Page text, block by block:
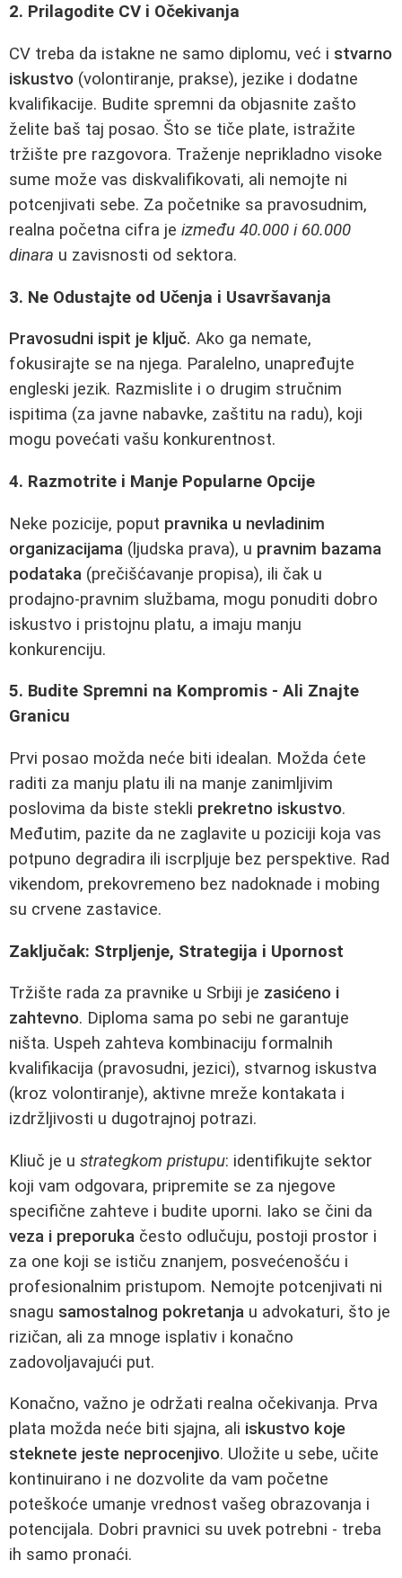
2. Prilagodite CV i Očekivanja
CV treba da istakne ne samo diplomu, već i stvarno
iskustvo (volontiranje, prakse), jezike i dodatne
kvalifikacije. Budite spremni da objasnite zašto
želite baš taj posao. Što se tiče plate, istražite
tržište pre razgovora. Traženje neprikladno visoke
sume može vas diskvalifikovati, ali nemojte ni
potcenjivati sebe. Za početnike sa pravosudnim,
realna početna cifra je između 40.000 i 60.000
dinara u zavisnosti od sektora.
3. Ne Odustajte od Učenja i Usavršavanja
Pravosudni ispit je ključ. Ako ga nemate,
fokusirajte se na njega. Paralelno, unapređujte
engleski jezik. Razmislite i o drugim stručnim
ispitima (za javne nabavke, zaštitu na radu), koji
mogu povećati vašu konkurentnost.
4. Razmotrite i Manje Popularne Opcije
Neke pozicije, poput pravnika u nevladinim
organizacijama (ljudska prava), u pravnim bazama
podataka (prečišćavanje propisa), ili čak u
prodajno-pravnim službama, mogu ponuditi dobro
iskustvo i pristojnu platu, a imaju manju
konkurenciju.
5. Budite Spremni na Kompromis - Ali Znajte
Granicu
Prvi posao možda neće biti idealan. Možda ćete
raditi za manju platu ili na manje zanimljivim
poslovima da biste stekli prekretno iskustvo.
Međutim, pazite da ne zaglavite u poziciji koja vas
potpuno degradira ili iscrpljuje bez perspektive. Rad
vikendom, prekovremeno bez nadoknade i mobing
su crvene zastavice.
Zaključak: Strpljenje, Strategija i Upornost
Tržište rada za pravnike u Srbiji je zasićeno i
zahtevno. Diploma sama po sebi ne garantuje
ništa. Uspeh zahteva kombinaciju formalnih
kvalifikacija (pravosudni, jezici), stvarnog iskustva
(kroz volontiranje), aktivne mreže kontakata i
izdržljivosti u dugotrajnoj potrazi.
Kliuč je u strategkom pristupu: identifikujte sektor
koji vam odgovara, pripremite se za njegove
specifične zahteve i budite uporni. Iako se čini da
veza i preporuka često odlučuju, postoji prostor i
za one koji se ističu znanjem, posvećenošću i
profesionalnim pristupom. Nemojte potcenjivati ni
snagu samostalnog pokretanja u advokaturi, što je
rizičan, ali za mnoge isplativ i konačno
zadovoljavajući put.
Konačno, važno je održati realna očekivanja. Prva
plata možda neće biti sjajna, ali iskustvo koje
steknete jeste neprocenjivo. Uložite u sebe, učite
kontinuirano i ne dozvolite da vam početne
poteškoće umanje vrednost vašeg obrazovanja i
potencijala. Dobri pravnici su uvek potrebni - treba
ih samo pronaći.